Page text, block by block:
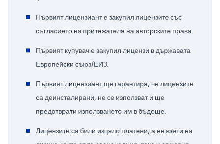
Първият лицензиант е закупил лицензите със
съгласието на притежателя на авторските права.
Първият купувач е закупил лицензи в държавата
Европейски съюз/ЕИЗ.
Първият лицензиант ще гарантира, че лицензите
са деинсталирани, не се използват и ще
предотврати използването им в бъдеще.
Лицензите са били изцяло платени, а не взети на